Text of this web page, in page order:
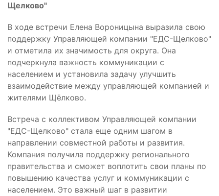
Щелково"
В ходе встречи Елена Вороницына выразила свою
поддержку Управляющей компании "ЕДС-Щелково"
и отметила их значимость для округа. Она
подчеркнула важность коммуникации с
населением и установила задачу улучшить
взаимодействие между управляющей компанией и
жителями Щёлково.
Встреча с коллективом Управляющей компании
"ЕДС-Щелково" стала еще одним шагом в
направлении совместной работы и развития.
Компания получила поддержку регионального
правительства и сможет воплотить свои планы по
повышению качества услуг и коммуникации с
населением. Это важный шаг в развитии